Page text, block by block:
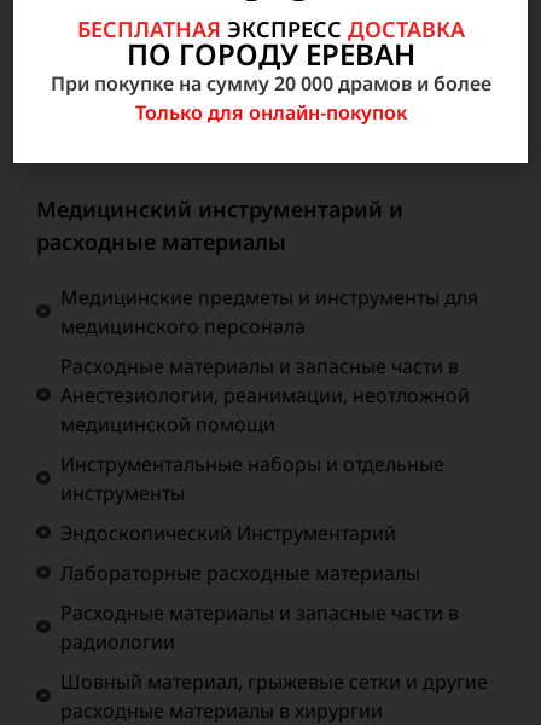
Микроскопы, центрифуги, аквадистилляторы
и бактериоцидные оборудование
Неонатология, акушерство и гинекология
Медицинский инструментарий и
расходные материалы
Медицинские предметы и инструменты для
медицинского персонала
Расходные материалы и запасные части в
Анестезиологии, реанимации, неотложной
медицинской помощи
Инструментальные наборы и отдельные
инструменты
Эндоскопический Инструментарий
Лабораторные расходные материалы
Расходные материалы и запасные части в
радиологии
Шовный материал, грыжевые сетки и другие
расходные материалы в хирургии
БЕСПЛАТНАЯ ЭКСПРЕСС ДОСТАВКА
ПО ГОРОДУ ЕРЕВАН
При покупке на сумму 20 000 драмов и более
Только для онлайн-покупок